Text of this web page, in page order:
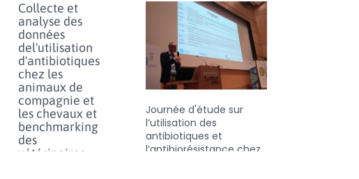
Collecte et
analyse des
données
del'utilisation
d'antibiotiques
chez les
animaux de
compagnie et
les chevaux et
benchmarking
des
vétérinaires
Journée d'étude sur
l’utilisation des
antibiotiques et
l’antibiorésistance chez